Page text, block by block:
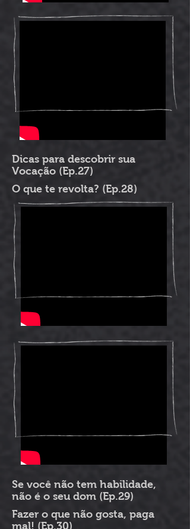
Se você não tem habilidade,
não é o seu dom (Ep.29)
Fazer o que não gosta, paga
mal! (Ep.30)
Dicas para descobrir sua
Vocação (Ep.27)
O que te revolta? (Ep.28)